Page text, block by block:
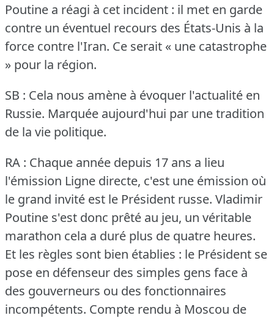
Poutine a réagi à cet incident : il met en garde
contre un éventuel recours des États-Unis à la
force contre l'Iran. Ce serait « une catastrophe
» pour la région.
SB : Cela nous amène à évoquer l'actualité en
Russie. Marquée aujourd'hui par une tradition
de la vie politique.
RA : Chaque année depuis 17 ans a lieu
l'émission Ligne directe, c'est une émission où
le grand invité est le Président russe. Vladimir
Poutine s'est donc prêté au jeu, un véritable
marathon cela a duré plus de quatre heures.
Et les règles sont bien établies : le Président se
pose en défenseur des simples gens face à
des gouverneurs ou des fonctionnaires
incompétents. Compte rendu à Moscou de